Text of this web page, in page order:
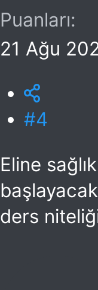
Puanları
21 Ağu
#4
Eline
ders